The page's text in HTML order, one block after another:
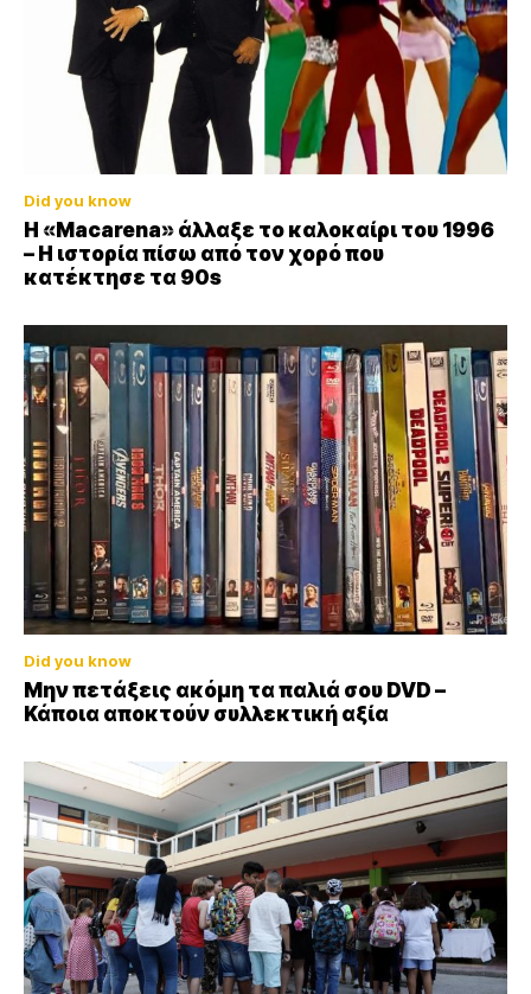
Did you know
Η «Macarena» άλλαξε το καλοκαίρι του 1996
– Η ιστορία πίσω από τον χορό που
κατέκτησε τα 90s
Did you know
Μην πετάξεις ακόμη τα παλιά σου DVD –
Κάποια αποκτούν συλλεκτική αξία